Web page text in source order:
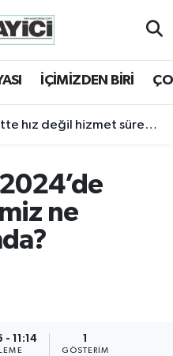
İÇİMİZDEN BİRİ
hizmet sürekliliği öne çıkacak
2024’de
ne
- 11:14
GÖSTERIM
Haritası
ve Fikstür